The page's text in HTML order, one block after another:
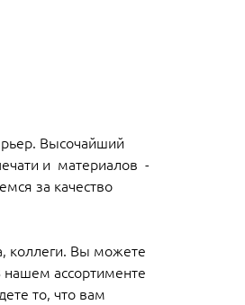
Высочайший
и материалов -
за качество
коллеги. Вы можете
нашем ассортименте
то, что вам